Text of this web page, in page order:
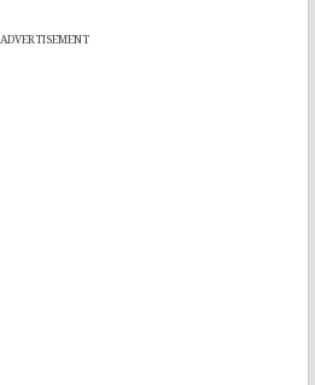
ADVERTISEMENT